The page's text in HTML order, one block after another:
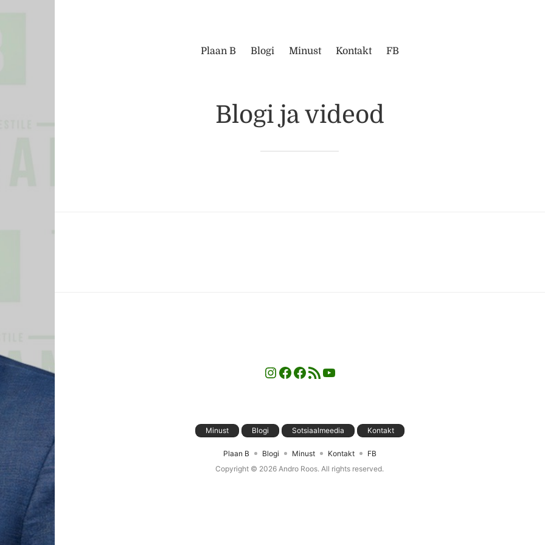
Plaan B Blogi Minust Kontakt FB
Blogi ja videod
Instagram
Facebook
Facebook
RSS-voogYouTube
Minust Blogi Sotsiaalmeedia Kontakt
Plaan B Blogi Minust Kontakt
FB
Copyright © 2026Andro Roos. All rights reserved.